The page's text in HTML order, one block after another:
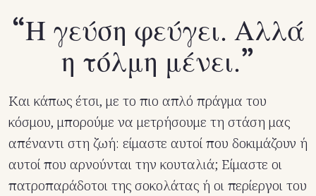
Η γεύση φεύγει. Αλλά
η τόλμη μένει.
Και κάπως έτσι, με το πιο απλό πράγμα του
κόσμου, μπορούμε να μετρήσουμε τη στάση μας
απέναντι στη ζωή: είμαστε αυτοί που δοκιμάζουν ή
αυτοί που αρνούνται την κουταλιά; Είμαστε οι
πατροπαράδοτοι της σοκολάτας ή οι περίεργοι του